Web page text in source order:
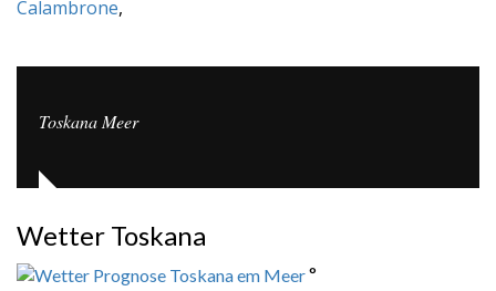
Calambrone,
Toskana Meer
Wetter Toskana
°